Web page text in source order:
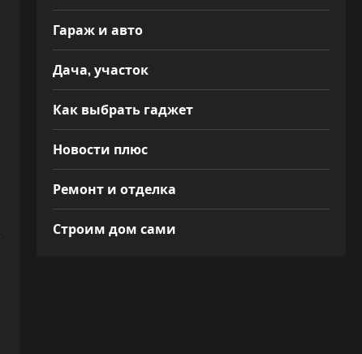
Гараж и авто
Дача, участок
Как выбрать гаджет
Новости плюс
Ремонт и отделка
Строим дом сами